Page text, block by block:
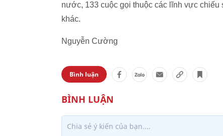
nước, 133 cuộc gọi thuộc các lĩnh vực
khác.
Nguyễn Cường
Bình luận